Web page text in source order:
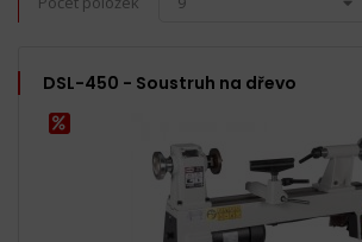
DSL-450 - Soustruh na dřevo